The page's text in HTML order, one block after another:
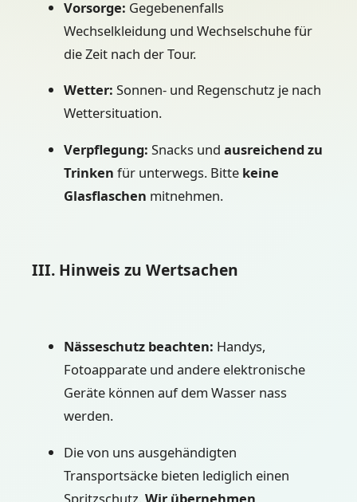
Vorsorge: Gegebenenfalls
Wechselkleidung und Wechselschuhe für
die Zeit nach der Tour.
Wetter: Sonnen- und Regenschutz je nach
Wettersituation.
Verpflegung: Snacks und ausreichend zu
Trinken für unterwegs. Bitte keine
Glasflaschen mitnehmen.
III. Hinweis zu Wertsachen
Nässeschutz beachten: Handys,
Fotoapparate und andere elektronische
Geräte können auf dem Wasser nass
werden.
Die von uns ausgehändigten
Transportsäcke bieten lediglich einen
Spritzschutz. Wir übernehmen